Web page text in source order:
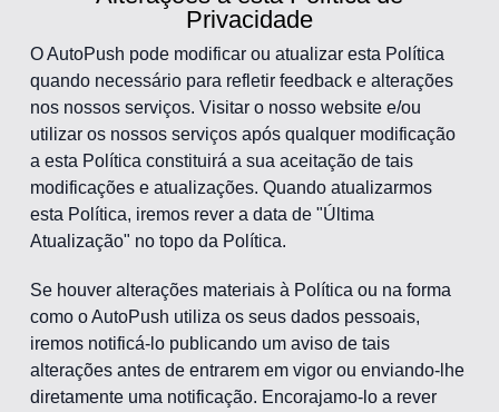
Privacidade
O AutoPush pode modificar ou atualizar esta Política
quando necessário para refletir feedback e alterações
nos nossos serviços. Visitar o nosso website e/ou
utilizar os nossos serviços após qualquer modificação
a esta Política constituirá a sua aceitação de tais
modificações e atualizações. Quando atualizarmos
esta Política, iremos rever a data de "Última
Atualização" no topo da Política.
Se houver alterações materiais à Política ou na forma
como o AutoPush utiliza os seus dados pessoais,
iremos notificá-lo publicando um aviso de tais
alterações antes de entrarem em vigor ou enviando-lhe
diretamente uma notificação. Encorajamo-lo a rever